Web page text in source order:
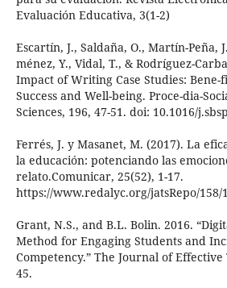
Evaluación Educativa, 3(1-2)
Escartín, J., Saldaña, O., Martín-Peña,
ménez, Y., Vidal, T., & Rodríguez-
Impact of Writing Case Studies: Bene-
Success and Well-being. Proce-dia-
Sciences, 196, 47-51. doi: 10.1016/
Ferrés, J. y Masanet, M. (2017). La
la educación: potenciando las
relato.Comunicar, 25(52), 1-17.
https://www.redalyc.org/jatsRepo/158/
Grant, N.S., and B.L. Bolin. 2016.
Method for Engaging Students and
Competency.” The Journal of Effective
45.